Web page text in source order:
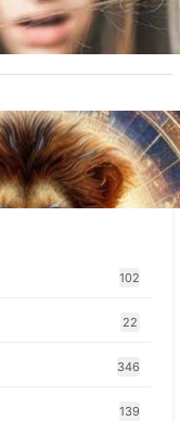
de
Zodii în 2026
102
22
346
139